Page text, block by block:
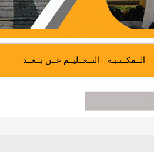
الــمكــتـبـة التــعــليــم عــن بــعــد